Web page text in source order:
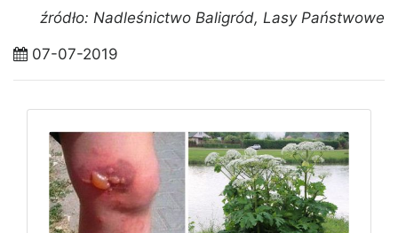
źródło: Nadleśnictwo Baligród, Lasy Państwowe
07-07-2019